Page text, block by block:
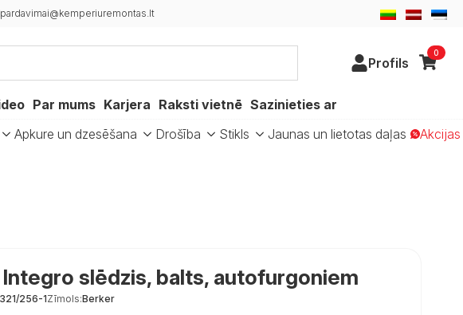
pardavimai@kemperiuremontas.lt
Profils
0
Par mums Karjera Raksti vietnē Sazinieties ar
Apkure un dzesēšana Drošība Stikls Jaunas un lietotas daļas Akcijas
slēdzis, balts, autofurgoniem
256-1Zīmols:Berker